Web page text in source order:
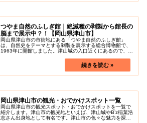
つやま自然のふしぎ館｜絶滅種の剥製から館長の
脳まで展示中？！【岡山県津山市】
岡山県津山市の市街地にある「つやま自然のふしぎ館」
は、自然史をテーマとする剥製を展示する総合博物館で、
1963年に開館しました。津山城の入口近くにあるので、桜
岡山県津山市の観光・おでかけスポット一覧
岡山県津山市の観光スポット・おでかけスポットを一覧で
紹介します。津山市の観光地といえば、津山城やB’z稲葉浩
志さん出身地として有名です。津山市の色々な魅力を探し